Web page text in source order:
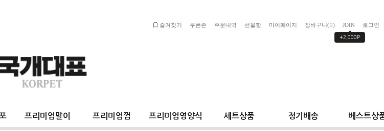
로그인
JOIN
+2,000P
장바구니(0)
마이페이지
선물함
주문내역
쿠폰존
즐겨찾기
프리미엄말이 프리미엄껌 프리미엄영양식 세트상품 정기배송 베스트상